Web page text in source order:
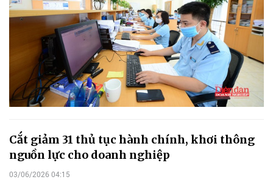
Cắt giảm 31 thủ tục hành chính, khơi thông
nguồn lực cho doanh nghiệp
03/06/2026 04:15